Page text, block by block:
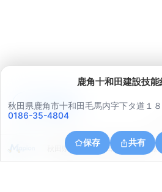
鹿角十和田建設技能
秋田県鹿角市十和田毛馬内字下タ道１８
0186-35-4804
保存 共有
秋田県鹿角市十和田毛馬内字水無
アプリで見る